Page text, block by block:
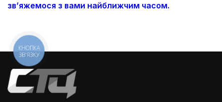
зв’яжемося з вами найближчим часом.
КНОПКА
ЗВ'ЯЗКУ